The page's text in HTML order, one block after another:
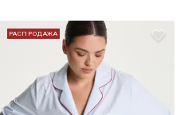
РАСПРОДАЖА